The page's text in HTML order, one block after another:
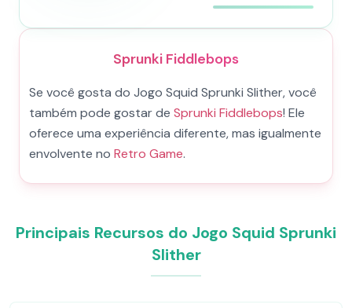
Sprunki Fiddlebops
Se você gosta do Jogo Squid Sprunki Slither, você
também pode gostar de Sprunki Fiddlebops! Ele
oferece uma experiência diferente, mas igualmente
envolvente no Retro Game.
Principais Recursos do Jogo Squid Sprunki
Slither